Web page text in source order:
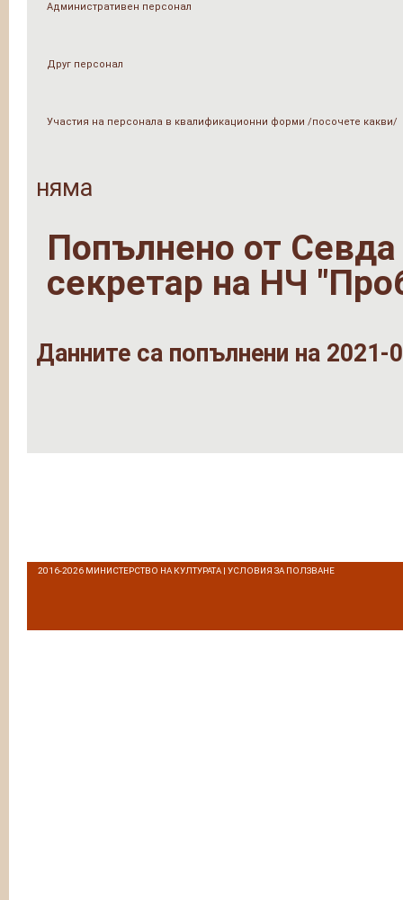
Административен персонал
Друг персонал
Участия на персонала в квалификационни форми /посочете какви/
няма
Попълнено от Севда
секретар на НЧ
Данните са попълнени на 2021-
2016-2026 МИНИСТЕРСТВО НА КУЛТУРАТА | УСЛОВИЯ ЗА ПОЛЗВАНЕ